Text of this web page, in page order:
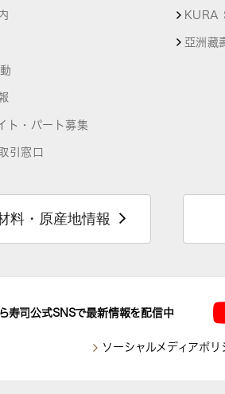
ト・パート募集
引窓口
KURA
亞洲藏
料・原産地情報
ら寿司公式SNSで最新情報を配信中
ソーシャルメディアポリ